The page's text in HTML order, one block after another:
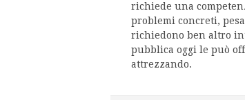
richiede una
problemi concreti,
richiedono ben altro
pubblica oggi le può
attrezzando.